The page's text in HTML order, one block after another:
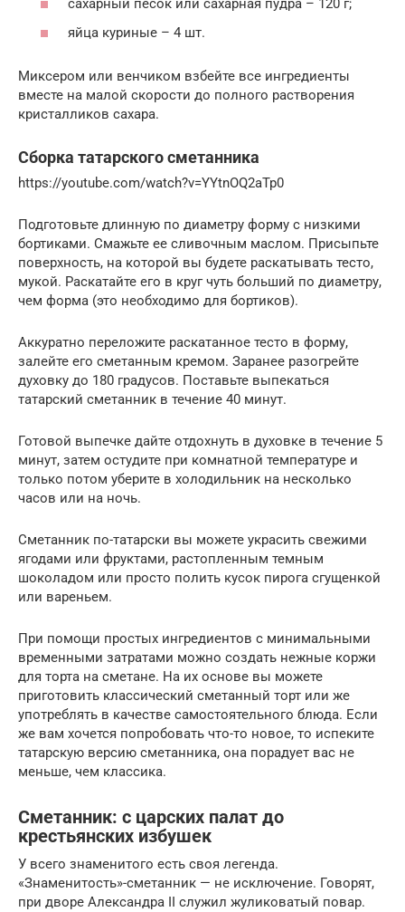
сахарный песок или сахарная пудра – 120 г;
яйца куриные – 4 шт.
Миксером или венчиком взбейте все ингредиенты
вместе на малой скорости до полного растворения
кристалликов сахара.
Сборка татарского сметанника
https://youtube.com/watch?v=YYtnOQ2aTp0
Подготовьте длинную по диаметру форму с низкими
бортиками. Смажьте ее сливочным маслом. Присыпьте
поверхность, на которой вы будете раскатывать тесто,
мукой. Раскатайте его в круг чуть больший по диаметру,
чем форма (это необходимо для бортиков).
Аккуратно переложите раскатанное тесто в форму,
залейте его сметанным кремом. Заранее разогрейте
духовку до 180 градусов. Поставьте выпекаться
татарский сметанник в течение 40 минут.
Готовой выпечке дайте отдохнуть в духовке в течение 5
минут, затем остудите при комнатной температуре и
только потом уберите в холодильник на несколько
часов или на ночь.
Сметанник по-татарски вы можете украсить свежими
ягодами или фруктами, растопленным темным
шоколадом или просто полить кусок пирога сгущенкой
или вареньем.
При помощи простых ингредиентов с минимальными
временными затратами можно создать нежные коржи
для торта на сметане. На их основе вы можете
приготовить классический сметанный торт или же
употреблять в качестве самостоятельного блюда. Если
же вам хочется попробовать что-то новое, то испеките
татарскую версию сметанника, она порадует вас не
меньше, чем классика.
Сметанник: с царских палат до
крестьянских избушек
У всего знаменитого есть своя легенда.
«Знаменитость»-сметанник — не исключение. Говорят,
при дворе Александра II служил жуликоватый повар.